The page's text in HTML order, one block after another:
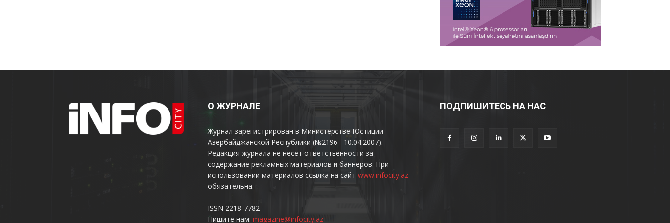
О ЖУРНАЛЕ
Журнал зарегистрирован в Министерстве Юстиции
Азербайджанской Республики (№2196 - 10.04.2007).
Редакция журнала не несет ответственности за
содержание рекламных материалов и баннеров. При
использовании материалов ссылка на сайт www.infocity.az
обязательна.
ISSN 2218-7782
Пишите нам: magazine@infocity.az
ПОДПИШИТЕСЬ НА НАС